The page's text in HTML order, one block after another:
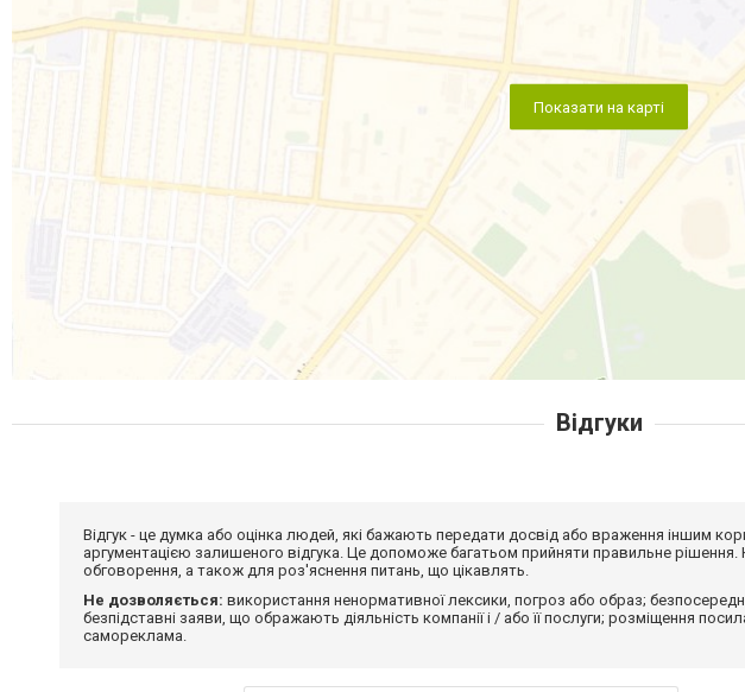
Показати на карті
Відгуки
Відгук - це думка або оцінка людей, які бажають передати досвід або враження іншим
аргументацією залишеного відгука. Це допоможе багатьом прийняти правильне рішення.
обговорення, а також для роз'яснення питань, що цікавлять.
Не дозволяється: використання ненормативної лексики, погроз або образ;
безпідставні заяви, що ображають діяльність компанії і / або її послуги; розміщення
самореклама.